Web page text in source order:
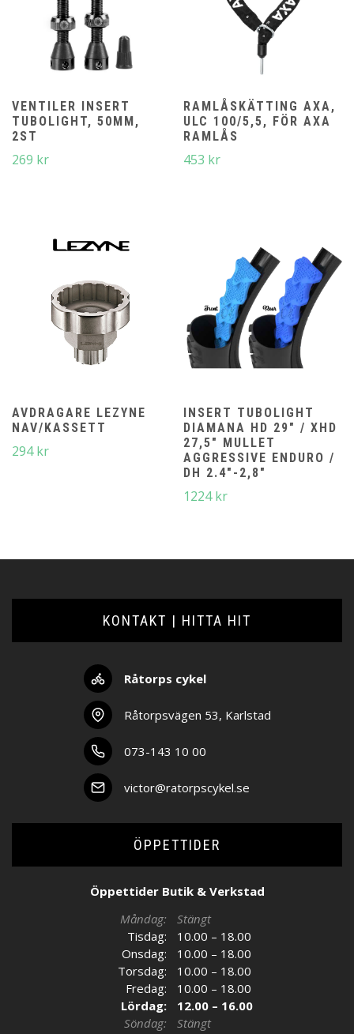
VENTILER INSERT
TUBOLIGHT, 50MM,
2ST
269 kr
RAMLÅSKÄTTING AXA,
ULC 100/5,5, FÖR AXA
RAMLÅS
453 kr
AVDRAGARE LEZYNE
NAV/KASSETT
294kr
INSERT TUBOLIGHT
DIAMANA HD 29″ / XHD
27,5″ MULLET
AGGRESSIVE ENDURO /
DH 2.4″-2,8″
1224kr
KONTAKT | HITTA HIT
Råtorps cykel
Råtorpsvägen 53, Karlstad
073-143 10 00
victor@ratorpscykel.se
ÖPPETTIDER
Öppettider Butik & Verkstad
Måndag:
Stängt
Tisdag:
10.00 – 18.00
Onsdag:
10.00 – 18.00
Torsdag:
10.00 – 18.00
Fredag:
10.00 – 18.00
Lördag:
12.00 – 16.00
Söndag:
Stängt